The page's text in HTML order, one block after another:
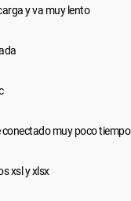
y va muy lento
muy poco tiempo
xsl y xlsx